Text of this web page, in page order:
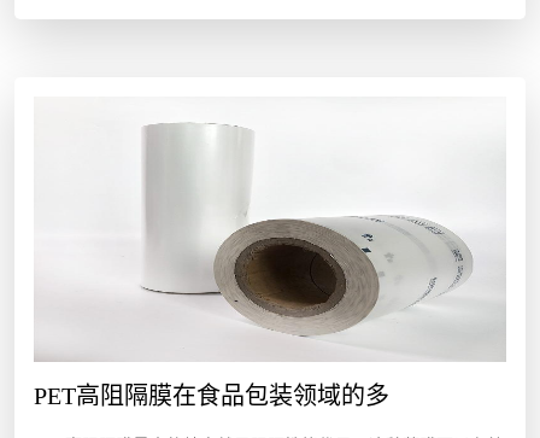
PET高阻隔膜在食品包装领域的多